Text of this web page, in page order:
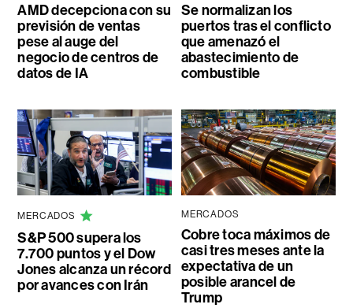
AMD decepciona con su
previsión de ventas
pese al auge del
negocio de centros de
datos de IA
Se normalizan los
puertos tras el conflicto
que amenazó el
abastecimiento de
combustible
MERCADOS
S&P 500 supera los
7.700 puntos y el Dow
Jones alcanza un récord
por avances con Irán
MERCADOS
Cobre toca máximos de
casi tres meses ante la
expectativa de un
posible arancel de
Trump